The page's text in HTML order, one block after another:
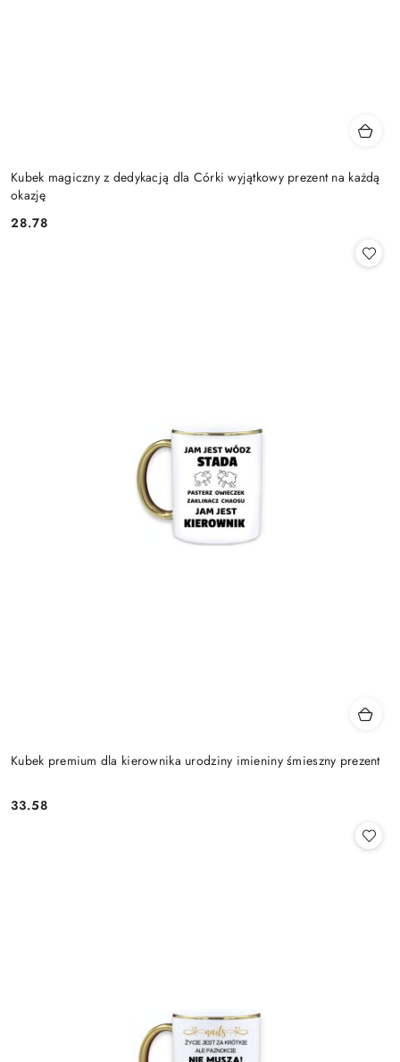
Kubek magiczny z dedykacją dla Córki wyjątkowy prezent na każdą
okazję
Cena:
28.78
Kubek premium dla kierownika urodziny imieniny śmieszny prezent
Cena:
33.58